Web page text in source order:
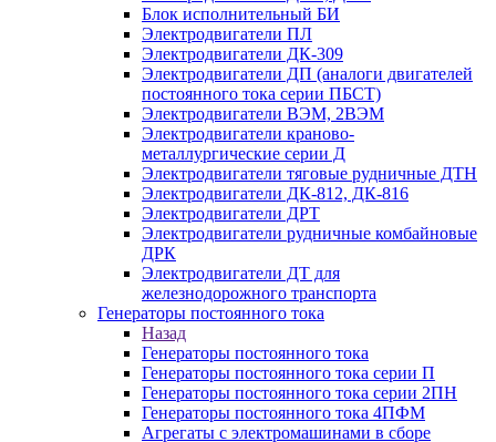
Блок исполнительный БИ
Электродвигатели ПЛ
Электродвигатели ДК-309
Электродвигатели ДП (аналоги двигателей
постоянного тока серии ПБСТ)
Электродвигатели ВЭМ, 2ВЭМ
Электродвигатели краново-
металлургические серии Д
Электродвигатели тяговые рудничные ДТН
Электродвигатели ДК-812, ДК-816
Электродвигатели ДРТ
Электродвигатели рудничные комбайновые
ДРК
Электродвигатели ДТ для
железнодорожного транспорта
Генераторы постоянного тока
Назад
Генераторы постоянного тока
Генераторы постоянного тока серии П
Генераторы постоянного тока серии 2ПН
Генераторы постоянного тока 4ПФМ
Агрегаты с электромашинами в сборе